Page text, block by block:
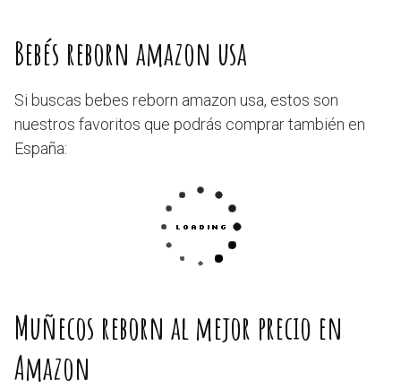
Bebés reborn amazon usa
Si buscas bebes reborn amazon usa, estos son
nuestros favoritos que podrás comprar también en
España:
Muñecos reborn al mejor precio en
Amazon